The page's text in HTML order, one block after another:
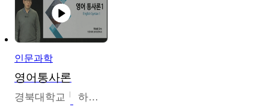
인문과학
영어통사론
경북대학교 하승완